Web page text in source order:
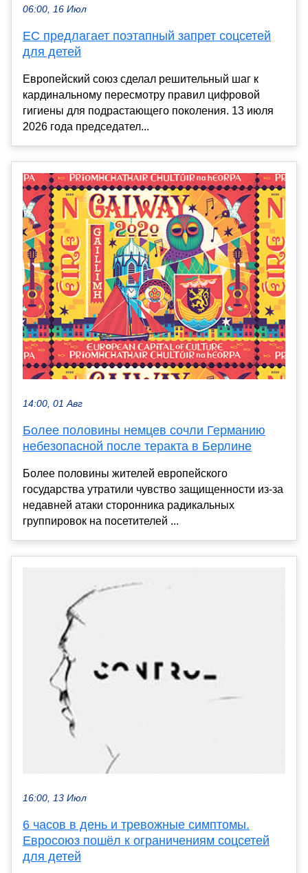
06:00, 16 Июл
ЕС предлагает поэтапный запрет соцсетей
для детей
Европейский союз сделал решительный шаг к
кардинальному пересмотру правил цифровой
гигиены для подрастающего поколения. 13 июля
2026 года председател...
14:00, 01 Авг
Более половины немцев сочли Германию
небезопасной после теракта в Берлине
Более половины жителей европейского
государства утратили чувство защищенности из-за
недавней атаки сторонника радикальных
группировок на посетителей ...
16:00, 13 Июл
6 часов в день и тревожные симптомы.
Евросоюз пошёл к ограничениям соцсетей
для детей